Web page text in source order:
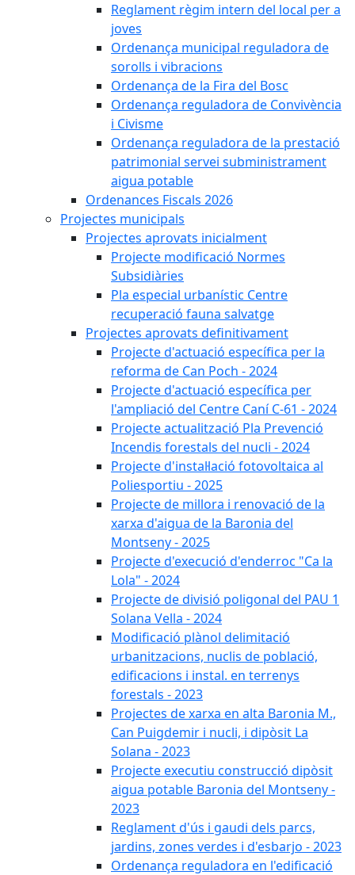
Reglament règim intern del local per a
joves
Ordenança municipal reguladora de
sorolls i vibracions
Ordenança de la Fira del Bosc
Ordenança reguladora de Convivència
i Civisme
Ordenança reguladora de la prestació
patrimonial servei subministrament
aigua potable
Ordenances Fiscals 2026
Projectes municipals
Projectes aprovats inicialment
Projecte modificació Normes
Subsidiàries
Pla especial urbanístic Centre
recuperació fauna salvatge
Projectes aprovats definitivament
Projecte d'actuació específica per la
reforma de Can Poch - 2024
Projecte d'actuació específica per
l'ampliació del Centre Caní C-61 - 2024
Projecte actualització Pla Prevenció
Incendis forestals del nucli - 2024
Projecte d'instal·lació fotovoltaica al
Poliesportiu - 2025
Projecte de millora i renovació de la
xarxa d'aigua de la Baronia del
Montseny - 2025
Projecte d'execució d'enderroc "Ca la
Lola" - 2024
Projecte de divisió poligonal del PAU 1
Solana Vella - 2024
Modificació plànol delimitació
urbanitzacions, nuclis de població,
edificacions i instal. en terrenys
forestals - 2023
Projectes de xarxa en alta Baronia M.,
Can Puigdemir i nucli, i dipòsit La
Solana - 2023
Projecte executiu construcció dipòsit
aigua potable Baronia del Montseny -
2023
Reglament d'ús i gaudi dels parcs,
jardins, zones verdes i d'esbarjo - 2023
Ordenança reguladora en l'edificació